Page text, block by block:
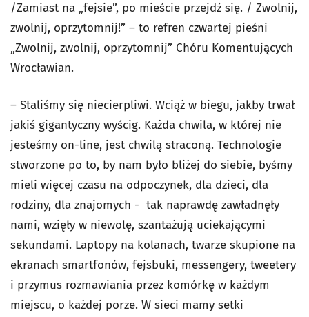
/Zamiast na „fejsie”, po mieście przejdź się. / Zwolnij,
zwolnij, oprzytomnij!” – to refren czwartej pieśni
„Zwolnij, zwolnij, oprzytomnij” Chóru Komentujących
Wrocławian.
– Staliśmy się niecierpliwi. Wciąż w biegu, jakby trwał
jakiś gigantyczny wyścig. Każda chwila, w której nie
jesteśmy on-line, jest chwilą straconą. Technologie
stworzone po to, by nam było bliżej do siebie, byśmy
mieli więcej czasu na odpoczynek, dla dzieci, dla
rodziny, dla znajomych - tak naprawdę zawładnęły
nami, wzięły w niewolę, szantażują uciekającymi
sekundami. Laptopy na kolanach, twarze skupione na
ekranach smartfonów, fejsbuki, messengery, tweetery
i przymus rozmawiania przez komórkę w każdym
miejscu, o każdej porze. W sieci mamy setki